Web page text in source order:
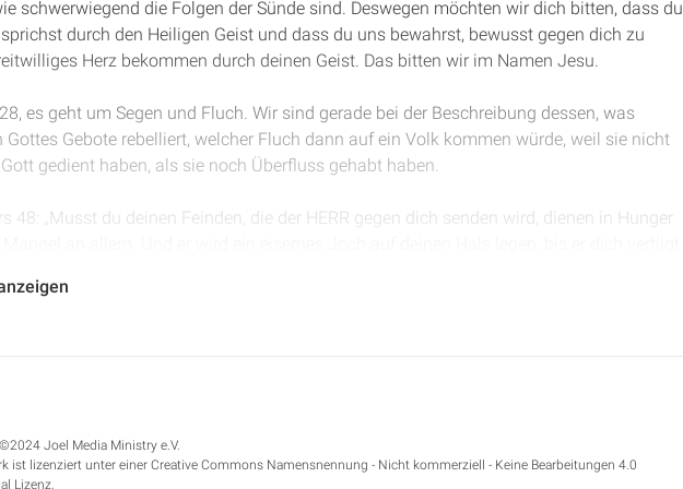
schwerwiegend die Folgen der Sünde sind. Deswegen möchten wir dich bitten, dass du
durch den Heiligen Geist und dass du uns bewahrst, bewusst gegen dich zu
Herz bekommen durch deinen Geist. Das bitten wir im Namen Jesu.
es geht um Segen und Fluch. Wir sind gerade bei der Beschreibung dessen, was
Gottes Gebote rebelliert, welcher Fluch dann auf ein Volk kommen würde, weil sie nicht
gedient haben, als sie noch Überfluss gehabt haben.
48: „Musst du deinen Feinden, die der HERR gegen dich senden wird, dienen in Hunger
nicht verstehen kannst, ein Volk mit hartem Angesicht, das keine Rücksicht kennt
deinen Toren in deinem ganzen Land, das der HERR, dein Gott, dir gegeben hat.
Leibes essen, das Fleisch deiner Söhne und deiner Töchter, die der HERR, dein Gott,
und Bedrängnis, mit der dich dein Feind bedrängen wird.“
Joel Media Ministry e.V.
ist lizenziert unter einer Creative Commons Namensnennung - Nicht kommerziell - Keine Bearbeitungen 4.0
Lizenz.